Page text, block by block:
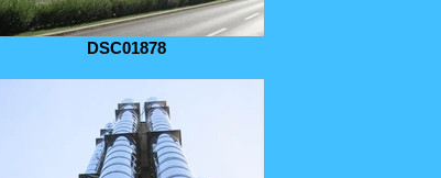
DSC01878